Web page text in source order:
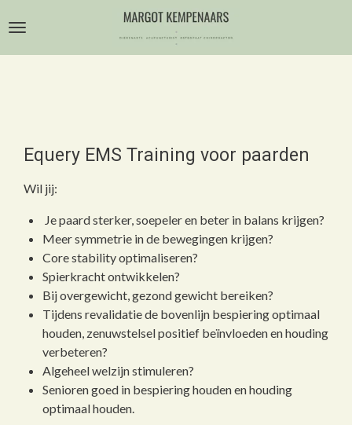
direct
naar
Equery EMS Training voor paarden
Wil jij:
Je paard sterker, soepeler en beter in balans krijgen?
Meer symmetrie in de bewegingen krijgen?
Core stability optimaliseren?
Spierkracht ontwikkelen?
Bij overgewicht, gezond gewicht bereiken?
Tijdens revalidatie de bovenlijn bespiering optimaal
houden, zenuwstelsel positief beïnvloeden en houding
verbeteren?
Algeheel welzijn stimuleren?
Senioren goed in bespiering houden en houding
optimaal houden.